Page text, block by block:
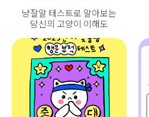
냥잘알 테스트로 알아보는
당신의 고양이 이해도